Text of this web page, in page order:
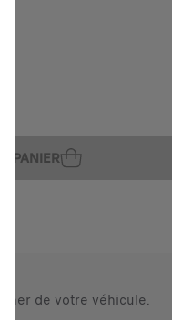
PANIER
de votre véhicule.